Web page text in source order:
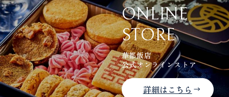
ONLINE
STORE
華都飯店
公式オンラインストア
詳細はこちら